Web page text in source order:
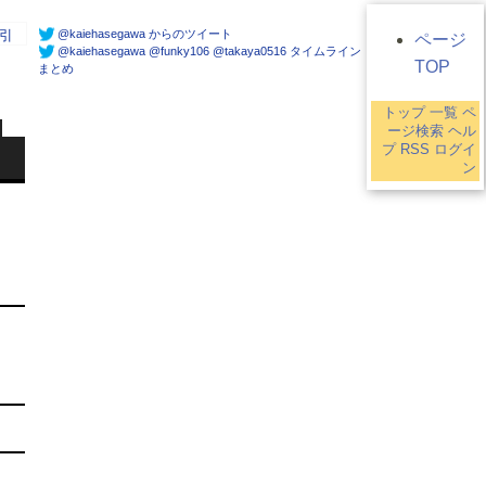
@kaiehasegawa からのツイート
@kaiehasegawa @funky106 @takaya0516 タイムライン
まとめ
ページ
TOP
トップ 一覧 ペ
ージ検索 ヘル
プ RSS ログイ
ン